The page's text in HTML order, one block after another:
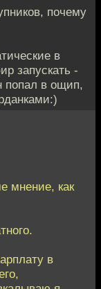
почему
в
запускать -
попал в ощип,
мнение, как
в